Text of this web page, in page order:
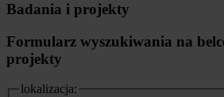
Badania i projekty
Formularz wyszukiwania na
projekty
lokalizacja: